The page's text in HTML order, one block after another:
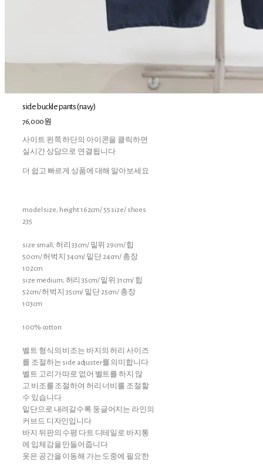
side buckle pants (navy)
76,000원
사이트 왼쪽 하단의 아이콘을 클릭하면
실시간 상담으로 연결됩니다
더 쉽고 빠르게 상품에 대해 알아보세요
model size; height 162cm/ 55 size/ shoes
235
size small; 허리 33cm/ 밑위 29cm/ 힙
50cm/ 허벅지 34cm/ 밑단 24cm/ 총장
102cm
size medium; 허리 35cm/ 밑위 31cm/ 힙
52cm/ 허벅지 35cm/ 밑단 25cm/ 총장
103cm
100% cotton
벨트 형식의 비조는 바지의 허리 사이즈
를 조절하는 side adjuster를 의미합니다
벨트 고리가 따로 없어 벨트를 하지 않
고 비조를 조절하여 허리 너비를 조절할
수 있습니다
밑단으로 내려갈수록 둥글어지는 라인의
커브드 디자인입니다
바지 뒤판의 수평 다트 디테일로 바지통
에 입체감을 만들어줍니다
옷은 공간을 이동해 가는 도중에 필요한